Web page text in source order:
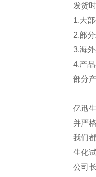
发货
1.大
2.部
3.海
4.产
部分
亿迅
并严
我们
生化
公司